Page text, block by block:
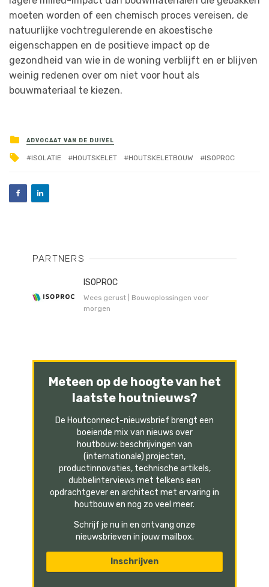
moeten worden of een chemisch proces vereisen, de
natuurlijke vochtregulerende en akoestische
eigenschappen en de positieve impact op de
gezondheid van wie in de woning verblijft en er blijven
weinig redenen over om niet voor hout als
bouwmateriaal te kiezen.
ADVOCAAT VAN DE DUIVEL
ISOLATIE HOUTSKELET HOUTSKELETBOUW ISOPROC
PARTNERS
ISOPROC
Wees gerust | Bouwoplossingen voor
morgen
Meteen op de hoogte van het
laatste houtnieuws?
De Houtconnect-nieuwsbrief brengt een
boeiende mix van nieuws over
houtbouw: beschrijvingen van
(internationale) projecten,
productinnovaties, technische artikels,
dubbelinterviews met telkens een
opdrachtgever en architect met ervaring in
houtbouw en nog zo veel meer.
Schrijf je nu in en ontvang onze
nieuwsbrieven in jouw mailbox.